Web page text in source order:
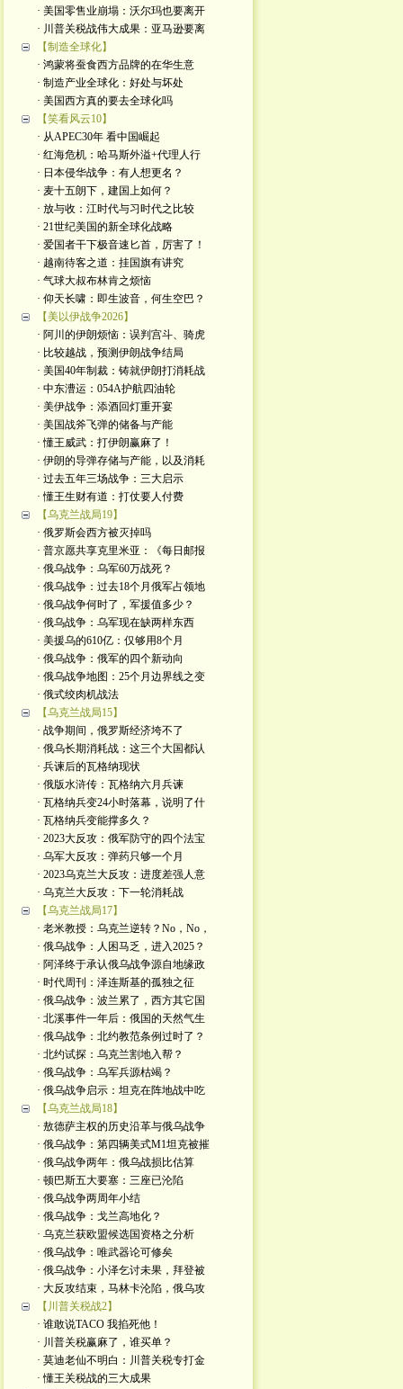
· 美国零售业崩塌：沃尔玛也要离开
· 川普关税战伟大成果：亚马逊要离
【制造全球化】
· 鸿蒙将蚕食西方品牌的在华生意
· 制造产业全球化：好处与坏处
· 美国西方真的要去全球化吗
【笑看风云10】
· 从APEC30年 看中国崛起
· 红海危机：哈马斯外溢+代理人行
· 日本侵华战争：有人想更名？
· 麦十五朗下，建国上如何？
· 放与收：江时代与习时代之比较
· 21世纪美国的新全球化战略
· 爱国者干下极音速匕首，厉害了！
· 越南待客之道：挂国旗有讲究
· 气球大叔布林肯之烦恼
· 仰天长啸：即生波音，何生空巴？
【美以伊战争2026】
· 阿川的伊朗烦恼：误判宫斗、骑虎
· 比较越战，预测伊朗战争结局
· 美国40年制裁：铸就伊朗打消耗战
· 中东漕运：054A护航四油轮
· 美伊战争：添酒回灯重开宴
· 美国战斧飞弹的储备与产能
· 懂王威武：打伊朗赢麻了！
· 伊朗的导弹存储与产能，以及消耗
· 过去五年三场战争：三大启示
· 懂王生财有道：打仗要人付费
【乌克兰战局19】
· 俄罗斯会西方被灭掉吗
· 普京愿共享克里米亚：《每日邮报
· 俄乌战争：乌军60万战死？
· 俄乌战争：过去18个月俄军占领地
· 俄乌战争何时了，军援值多少？
· 俄乌战争：乌军现在缺两样东西
· 美援乌的610亿：仅够用8个月
· 俄乌战争：俄军的四个新动向
· 俄乌战争地图：25个月边界线之变
· 俄式绞肉机战法
【乌克兰战局15】
· 战争期间，俄罗斯经济垮不了
· 俄乌长期消耗战：这三个大国都认
· 兵谏后的瓦格纳现状
· 俄版水浒传：瓦格纳六月兵谏
· 瓦格纳兵变24小时落幕，说明了什
· 瓦格纳兵变能撑多久？
· 2023大反攻：俄军防守的四个法宝
· 乌军大反攻：弹药只够一个月
· 2023乌克兰大反攻：进度差强人意
· 乌克兰大反攻：下一轮消耗战
【乌克兰战局17】
· 老米教授：乌克兰逆转？No，No，
· 俄乌战争：人困马乏，进入2025？
· 阿泽终于承认俄乌战争源自地缘政
· 时代周刊：泽连斯基的孤独之征
· 俄乌战争：波兰累了，西方其它国
· 北溪事件一年后：俄国的天然气生
· 俄乌战争：北约教范条例过时了？
· 北约试探：乌克兰割地入帮？
· 俄乌战争：乌军兵源枯竭？
· 俄乌战争启示：坦克在阵地战中吃
【乌克兰战局18】
· 敖德萨主权的历史沿革与俄乌战争
· 俄乌战争：第四辆美式M1坦克被摧
· 俄乌战争两年：俄乌战损比估算
· 顿巴斯五大要塞：三座已沦陷
· 俄乌战争两周年小结
· 俄乌战争：戈兰高地化？
· 乌克兰获欧盟候选国资格之分析
· 俄乌战争：唯武器论可修矣
· 俄乌战争：小泽乞讨未果，拜登被
· 大反攻结束，马林卡沦陷，俄乌攻
【川普关税战2】
· 谁敢说TACO 我掐死他！
· 川普关税赢麻了，谁买单？
· 莫迪老仙不明白：川普关税专打金
· 懂王关税战的三大成果